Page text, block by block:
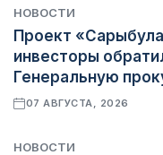
НОВОСТИ
Проект
инвесторы
Генеральную
07 АВГУСТА, 2026
НОВОСТИ